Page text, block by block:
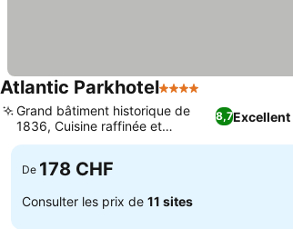
Atlantic Parkhotel4 Étoiles
8,7Excellent
Grand bâtiment historique de
1836, Cuisine raffinée et
régionale
De 178 CHF
Consulter les prix de 11 sites